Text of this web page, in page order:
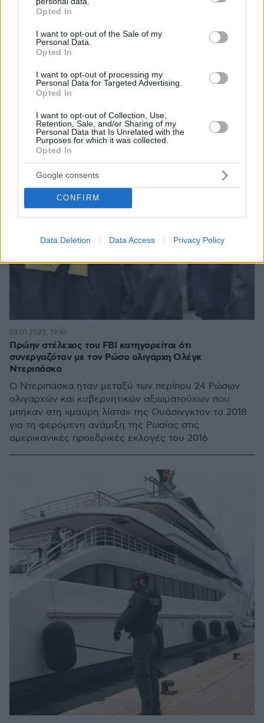
grant or deny consent to Google and its third-party tags to
use your data for below specified purposes in below Google
consent section.
Opted In
I want to opt-out of the Sale of my
Personal Data.
Opted In
I want to opt-out of processing my
Personal Data for Targeted Advertising.
Opted In
I want to opt-out of Collection, Use,
Retention, Sale, and/or Sharing of my
Personal Data that Is Unrelated with the
Purposes for which it was collected.
Opted In
Google consents
CONFIRM
Data Deletion Data Access Privacy Policy
«Δεν ήταν ποτέ μεγάλη θαυμάστρια του Τομ Κρουζ,
αλλά είμαι σίγουρος ότι όλα αυτά έχουν αλλάξει
τώρα» ανέφερε ο Ρώσος ολιγάρχης
Πρώην στέλεχος του FBI κατηγορείται ότι
συνεργαζόταν με τον Ρώσο ολιγάρχη Ολέγκ
Ντεριπάσκα
Ο Ντεριπάσκα ήταν μεταξύ των περίπου 24 Ρώσων
ολιγαρχών και κυβερνητικών αξιωματούχων που
μπήκαν στη «μαύρη λίστα» της Ουάσινγκτον το 2018
για τη φερόμενη ανάμιξη της Ρωσίας στις
αμερικανικές προεδρικές εκλογές του 2016
23.01.2023, 19:46